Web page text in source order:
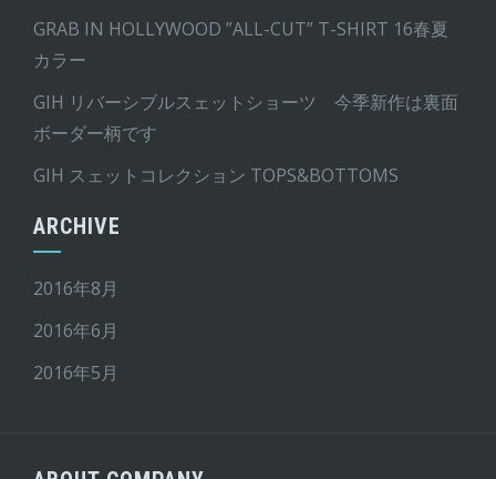
GRAB IN HOLLYWOOD ”ALL-CUT” T-SHIRT 16春夏
カラー
GIH リバーシブルスェットショーツ 今季新作は裏面
ボーダー柄です
GIH スェットコレクション TOPS&BOTTOMS
ARCHIVE
2016年8月
2016年6月
2016年5月